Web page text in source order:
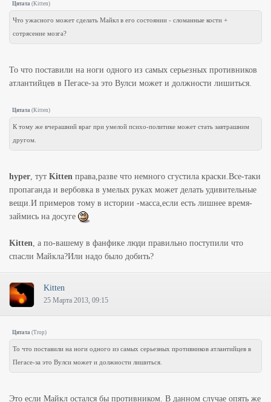
Цитата (Kitten)
Что ужасного может сделать Майкл в его состоянии - сломанные кости +
сотрясение мозга?
То что поставили на ноги одного из самых серьезных противников
атлантийцев в Пегасе-за это Вулси может и должности лишиться.
Цитата (Kitten)
К тому же вчерашний враг при умелой психо-политике может стать завтрашним
другом.
hyper, тут Kitten права,разве что немного сгустила краски.Все-таки
пропаганда и вербовка в умелых руках может делать удивительные
вещи.И примеров тому в истории -масса,если есть лишнее время-
займись на досуге
Kitten, а по-вашему в фанфике люди правильно поступили что
спасли Майкла?Или надо было добить?
Kitten
25 Марта 2013, 09:15
Цитата (Trop)
То что поставили на ноги одного из самых серьезных противников атлантийцев в
Пегасе-за это Вулси может и должности лишиться.
Это если Майкл остался бы противником. В данном случае опять же